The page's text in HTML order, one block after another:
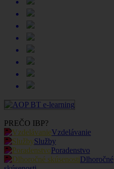
PREČO IBP?
Vzdelávanie
Služby
Poradenstvo
Dlhoročné